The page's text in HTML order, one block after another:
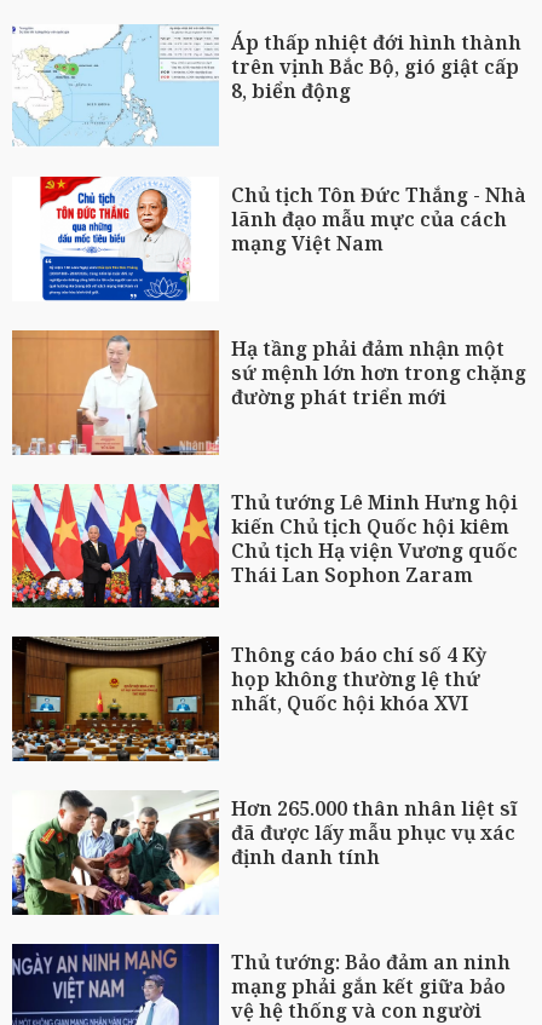
Áp thấp nhiệt đới hình thành
trên vịnh Bắc Bộ, gió giật cấp
8, biển động
Chủ tịch Tôn Đức Thắng - Nhà
lãnh đạo mẫu mực của cách
mạng Việt Nam
Hạ tầng phải đảm nhận một
sứ mệnh lớn hơn trong chặng
đường phát triển mới
Thủ tướng Lê Minh Hưng hội
kiến Chủ tịch Quốc hội kiêm
Chủ tịch Hạ viện Vương quốc
Thái Lan Sophon Zaram
Thông cáo báo chí số 4 Kỳ
họp không thường lệ thứ
nhất, Quốc hội khóa XVI
Hơn 265.000 thân nhân liệt sĩ
đã được lấy mẫu phục vụ xác
định danh tính
Thủ tướng: Bảo đảm an ninh
mạng phải gắn kết giữa bảo
vệ hệ thống và con người